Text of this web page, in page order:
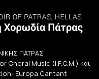
ΠΑΤΡΑΣ
Music (I.F.C.M.) και
Europa Cantant